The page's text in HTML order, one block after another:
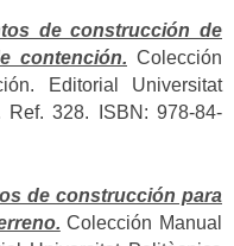
de construcción de
contención. Colección
Editorial Universitat
328. ISBN: 978-84-
de construcción para
Colección Manual